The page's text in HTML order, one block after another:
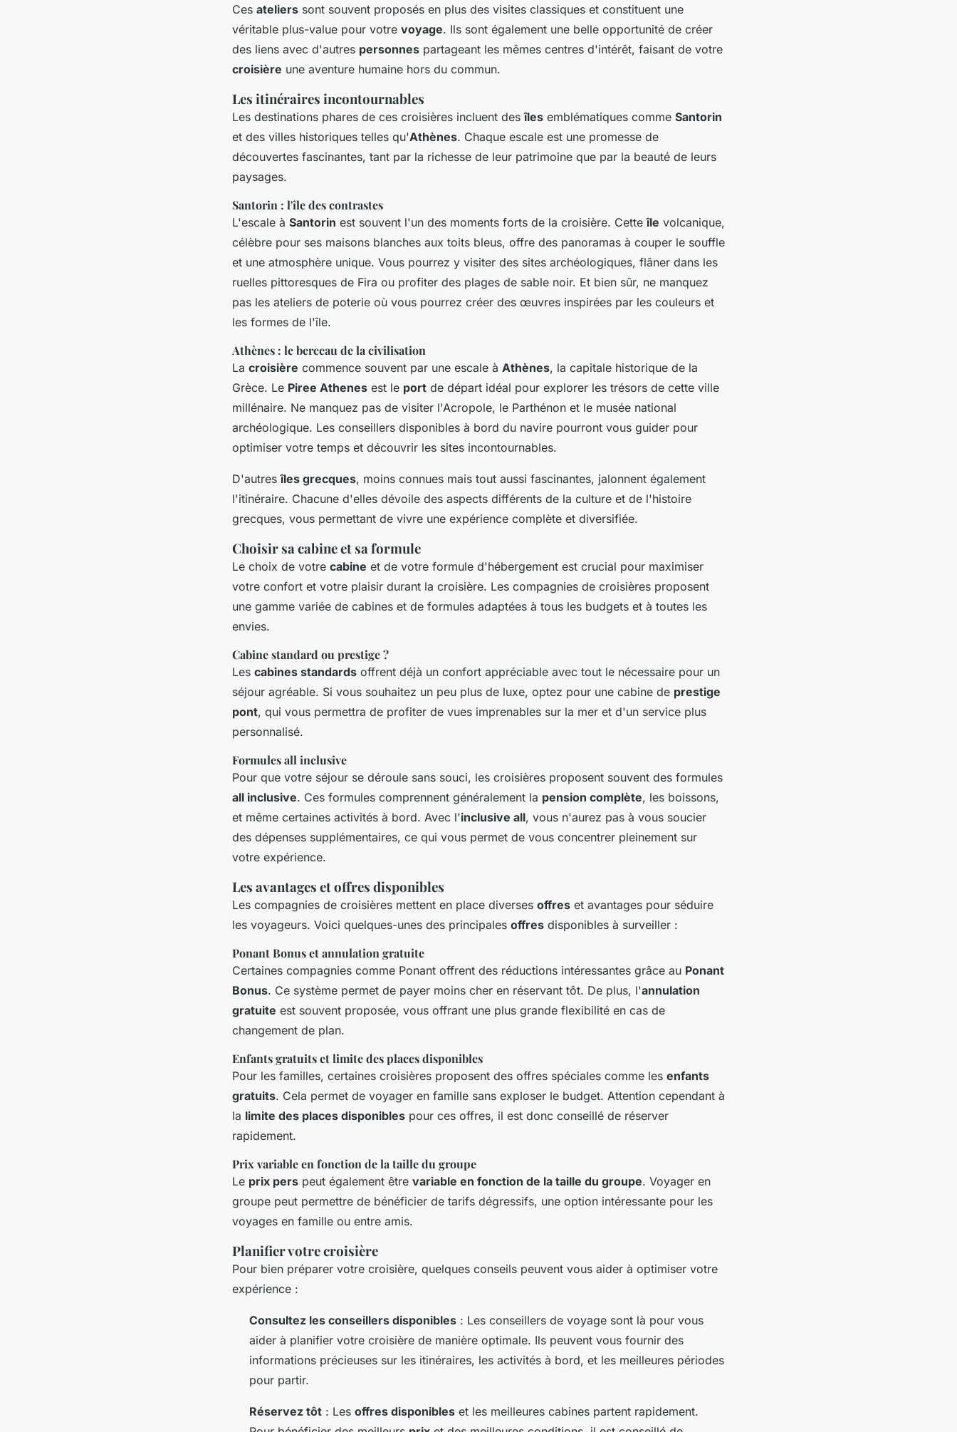
Ces ateliers sont souvent proposés en plus des visites classiques et constituent une
véritable plus-value pour votre voyage. Ils sont également une belle opportunité de créer
des liens avec d'autres personnes partageant les mêmes centres d'intérêt, faisant de votre
croisière une aventure humaine hors du commun.
Les itinéraires incontournables
Les destinations phares de ces croisières incluent desîles emblématiques comme Santorin
et des villes historiques telles qu'Athènes. Chaque escale est une promesse de
découvertes fascinantes, tant par la richesse de leur patrimoine que par la beauté de leurs
paysages.
Santorin : l'île des contrastes
L'escale à Santorin est souvent l'un des moments forts de la croisière. Cetteîle volcanique,
célèbre pour ses maisons blanches aux toits bleus, offre des panoramas à couper le souffle
et une atmosphère unique. Vous pourrez y visiter des sites archéologiques, flâner dans les
ruelles pittoresques de Fira ou profiter des plages de sable noir. Et bien sûr, ne manquez
pas les ateliers de poterie où vous pourrez créer des œuvres inspirées par les couleurs et
les formes de l'île.
Athènes : le berceau de la civilisation
La croisière commence souvent par une escale à Athènes, la capitale historique de la
Grèce. Le Piree Athenes est le port de départ idéal pour explorer les trésors de cette ville
millénaire. Ne manquez pas de visiter l'Acropole, le Parthénon et le musée national
archéologique. Les conseillers disponibles à bord du navire pourront vous guider pour
optimiser votre temps et découvrir les sites incontournables.
D'autresîles grecques, moins connues mais tout aussi fascinantes, jalonnent également
l'itinéraire. Chacune d'elles dévoile des aspects différents de la culture et de l'histoire
grecques, vous permettant de vivre une expérience complète et diversifiée.
Choisir sa cabine et sa formule
Le choix de votre cabine et de votre formule d'hébergement est crucial pour maximiser
votre confort et votre plaisir durant la croisière. Les compagnies de croisières proposent
une gamme variée de cabines et de formules adaptées à tous les budgets et à toutes les
envies.
Cabine standard ou prestige ?
Les cabines standards offrent déjà un confort appréciable avec tout le nécessaire pour un
séjour agréable. Si vous souhaitez un peu plus de luxe, optez pour une cabine de prestige
pont, qui vous permettra de profiter de vues imprenables sur la mer et d'un service plus
personnalisé.
Formules all inclusive
Pour que votre séjour se déroule sans souci, les croisières proposent souvent des formules
all inclusive. Ces formules comprennent généralement la pension complète, les boissons,
et même certaines activités à bord. Avec l'inclusive all, vous n'aurez pas à vous soucier
des dépenses supplémentaires, ce qui vous permet de vous concentrer pleinement sur
votre expérience.
Les avantages et offres disponibles
Les compagnies de croisières mettent en place diverses offres et avantages pour séduire
les voyageurs. Voici quelques-unes des principales offres disponibles à surveiller :
Ponant Bonus et annulation gratuite
Certaines compagnies comme Ponant offrent des réductions intéressantes grâce au Ponant
Bonus. Ce système permet de payer moins cher en réservant tôt. De plus, l'annulation
gratuite est souvent proposée, vous offrant une plus grande flexibilité en cas de
changement de plan.
Enfants gratuits et limite des places disponibles
Pour les familles, certaines croisières proposent des offres spéciales comme les enfants
gratuits. Cela permet de voyager en famille sans exploser le budget. Attention cependant à
la limite des places disponibles pour ces offres, il est donc conseillé de réserver
rapidement.
Prix variable en fonction de la taille du groupe
Le prix pers peut également être variable en fonction de la taille du groupe. Voyager en
groupe peut permettre de bénéficier de tarifs dégressifs, une option intéressante pour les
voyages en famille ou entre amis.
Planifier votre croisière
Pour bien préparer votre croisière, quelques conseils peuvent vous aider à optimiser votre
expérience :
Consultez les conseillers disponibles : Les conseillers de voyage sont là pour vous
aider à planifier votre croisière de manière optimale. Ils peuvent vous fournir des
informations précieuses sur les itinéraires, les activités à bord, et les meilleures périodes
pour partir.
Réservez tôt : Les offres disponibles et les meilleures cabines partent rapidement.